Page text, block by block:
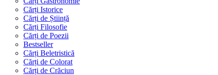
Cărți Istorice
Cărți de Știință
Cărți Filosofie
Cărți de Poezii
Bestseller
Cărți Beletristică
Cărți de Colorat
Cărți de Crăciun